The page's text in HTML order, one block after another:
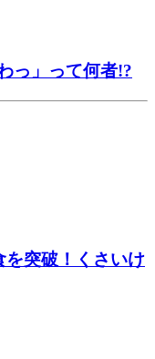
っ」って何者!?
を突破！くさいけ